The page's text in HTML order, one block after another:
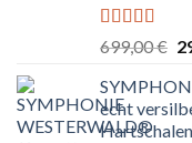
Bewertet
4.80
von 5
699,00€
echt